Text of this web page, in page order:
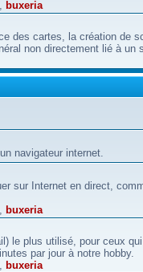
, buxeria
des cartes, la création de
non directement lié à un
navigateur internet.
sur Internet en direct,
, buxeria
le plus utilisé, pour ceux
par jour à notre hobby.
, buxeria